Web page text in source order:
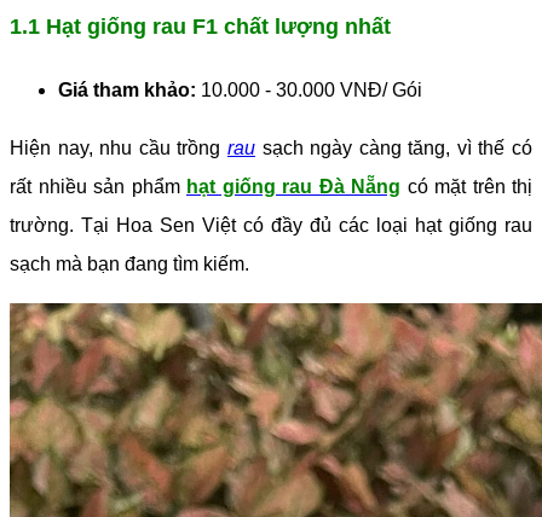
1.1 Hạt giống rau F1 chất lượng nhất
Giá tham khảo: 10.000 - 30.000 VNĐ/ Gói
Hiện nay, nhu cầu trồng rausạch ngày càng tăng, vì thế có
rất nhiều sản phẩm hạt giống rau Đà Nẵng có mặt trên thị
trường. Tại Hoa Sen Việt có đầy đủ các loại hạt giống rau
sạch mà bạn đang tìm kiếm.